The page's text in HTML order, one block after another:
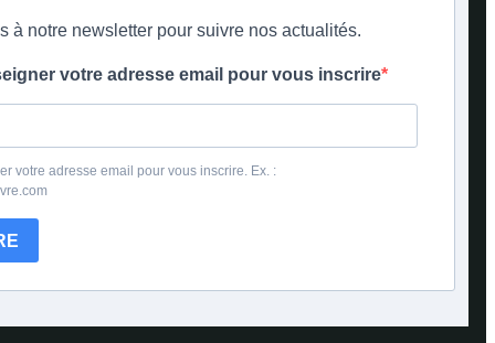
à notre newsletter pour suivre nos actualités.
votre adresse email pour vous inscrire
votre adresse email pour vous inscrire. Ex. :